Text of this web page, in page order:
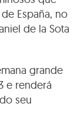
España, no
de la Sota
grande
e renderá
seu